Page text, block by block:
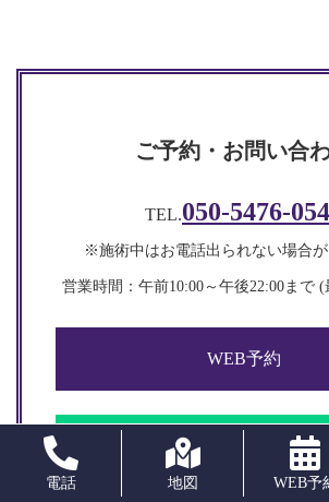
ご予約・お問い合
TEL.050-5476-
※施術中はお電話出られない場合
営業時間：午前10:00～午後22:00まで (
WEB予約
電話 地図 WEB予